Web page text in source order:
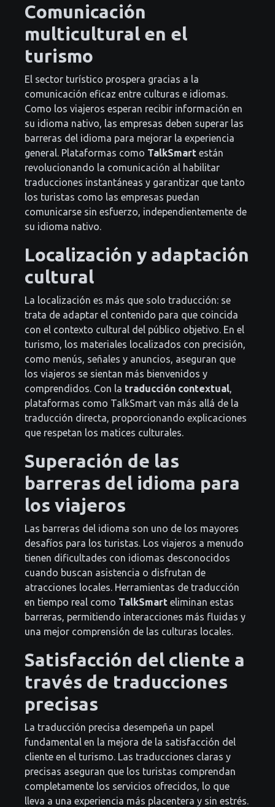
Comunicación
multicultural en el
turismo
El sector turístico prospera gracias a la
comunicación eficaz entre culturas e idiomas.
Como los viajeros esperan recibir información en
su idioma nativo, las empresas deben superar las
barreras del idioma para mejorar la experiencia
general. Plataformas como TalkSmart están
revolucionando la comunicación al habilitar
traducciones instantáneas y garantizar que tanto
los turistas como las empresas puedan
comunicarse sin esfuerzo, independientemente de
su idioma nativo.
Localización y adaptación
cultural
La localización es más que solo traducción: se
trata de adaptar el contenido para que coincida
con el contexto cultural del público objetivo. En el
turismo, los materiales localizados con precisión,
como menús, señales y anuncios, aseguran que
los viajeros se sientan más bienvenidos y
comprendidos. Con la traducción contextual
plataformas como TalkSmart van más allá de la
traducción directa, proporcionando explicaciones
que respetan los matices culturales.
Superación de las
barreras del idioma para
los viajeros
Las barreras del idioma son uno de los mayores
desafíos para los turistas. Los viajeros a menudo
tienen dificultades con idiomas desconocidos
cuando buscan asistencia o disfrutan de
atracciones locales. Herramientas de traducción
en tiempo real como TalkSmart eliminan estas
barreras, permitiendo interacciones más fluidas y
una mejor comprensión de las culturas locales.
Satisfacción del cliente a
través de traducciones
precisas
La traducción precisa desempeña un papel
fundamental en la mejora de la satisfacción del
cliente en el turismo. Las traducciones claras y
precisas aseguran que los turistas comprendan
completamente los servicios ofrecidos, lo que
lleva a una experiencia más placentera y sin estrés.